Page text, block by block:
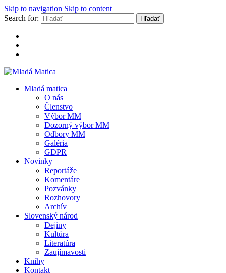
Skip to navigation Skip to content
Search for:
Mladá Matica
Mladá matica
O nás
Členstvo
Výbor MM
Dozorný výbor MM
Odbory MM
Galéria
GDPR
Novinky
Reportáže
Komentáre
Pozvánky
Rozhovory
Archív
Slovenský národ
Dejiny
Kultúra
Literatúra
Zaujímavosti
Knihy
Kontakt